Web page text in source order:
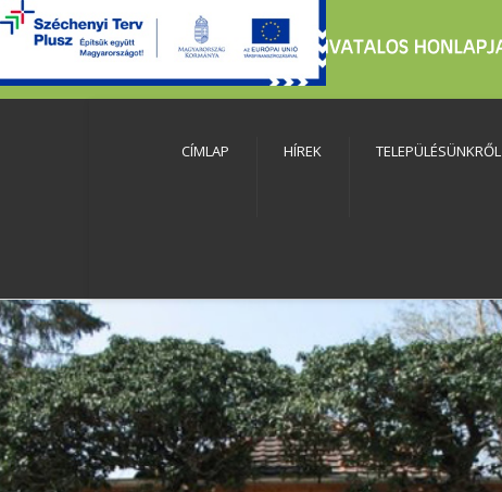
CÍMLAP HÍREK TELEPÜLÉSÜNKRŐL